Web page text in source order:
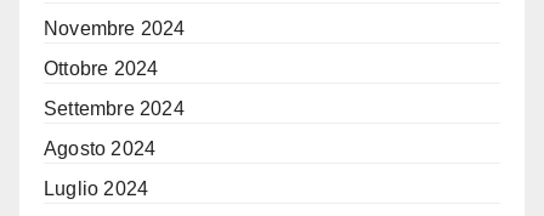
Novembre 2024
Ottobre 2024
Settembre 2024
Agosto 2024
Luglio 2024